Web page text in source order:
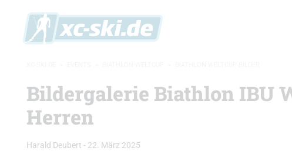
Bildergalerie Biathlon IBU
Herren
Harald Deubert - 22. März 2025